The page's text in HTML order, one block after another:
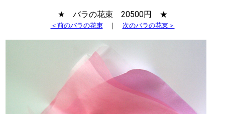
★ バラの花束 20500円 ★
＜前のバラの花束｜ 次のバラの花束＞